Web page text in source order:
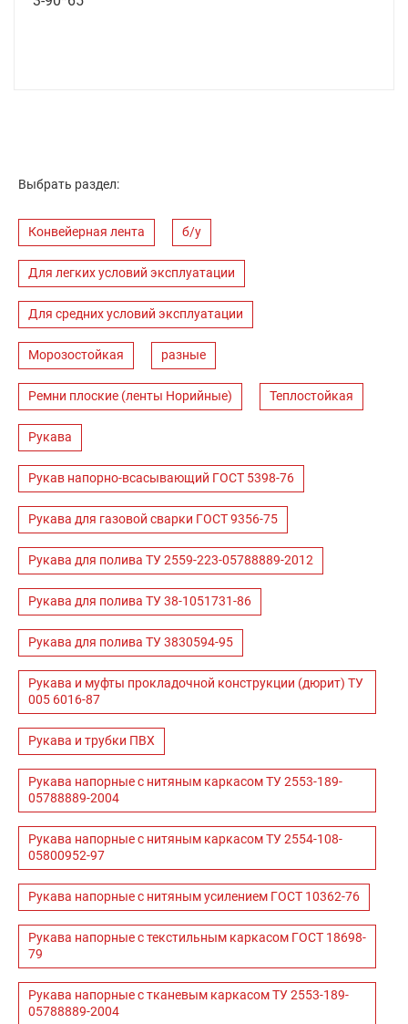
Выбрать раздел:
Конвейерная лента б/у
Для легких условий эксплуатации
Для средних условий эксплуатации
Морозостойкая разные
Ремни плоские (ленты Норийные) Теплостойкая
Рукава
Рукав напорно-всасывающий ГОСТ 5398-76
Рукава для газовой сварки ГОСТ 9356-75
Рукава для полива ТУ 2559-223-05788889-2012
Рукава для полива ТУ 38-1051731-86
Рукава для полива ТУ 3830594-95
Рукава и муфты прокладочной конструкции (дюрит) ТУ
005 6016-87
Рукава и трубки ПВХ
Рукава напорные с нитяным каркасом ТУ 2553-189-
05788889-2004
Рукава напорные с нитяным каркасом ТУ 2554-108-
05800952-97
Рукава напорные с нитяным усилением ГОСТ 10362-76
Рукава напорные с текстильным каркасом ГОСТ 18698-
79
Рукава напорные с тканевым каркасом ТУ 2553-189-
05788889-2004